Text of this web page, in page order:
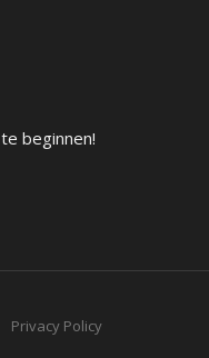
beginnen!
Privacy Policy